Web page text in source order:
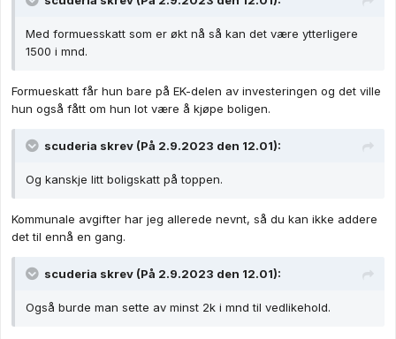
Med formuesskatt som er økt nå så kan det være ytterligere
1500 i mnd.
Formueskatt får hun bare på EK-delen av investeringen og det ville
hun også fått om hun lot være å kjøpe boligen.
scuderia skrev (På 2.9.2023 den 12.01):
Og kanskje litt boligskatt på toppen.
Kommunale avgifter har jeg allerede nevnt, så du kan ikke addere
det til ennå en gang.
scuderia skrev (På 2.9.2023 den 12.01):
Også burde man sette av minst 2k i mnd til vedlikehold.